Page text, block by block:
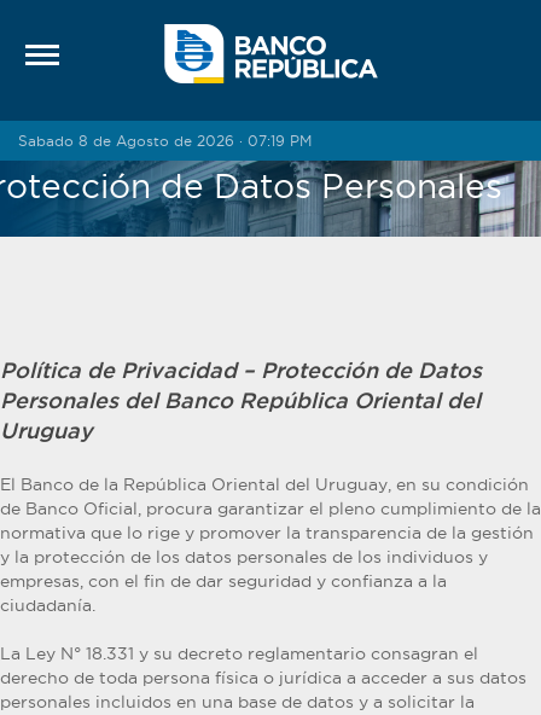
Sabado 8 de Agosto de 2026 · 07:19 PM
de Datos Personales
Política de Privacidad – Protección de Datos
Personales del Banco República Oriental del
Uruguay
El Banco de la República Oriental del Uruguay, en su condición
de Banco Oficial, procura garantizar el pleno cumplimiento de la
normativa que lo rige y promover la transparencia de la gestión
y la protección de los datos personales de los individuos y
empresas, con el fin de dar seguridad y confianza a la
ciudadanía.
La Ley N° 18.331 y su decreto reglamentario consagran el
derecho de toda persona física o jurídica a acceder a sus datos
personales incluidos en una base de datos y a solicitar la